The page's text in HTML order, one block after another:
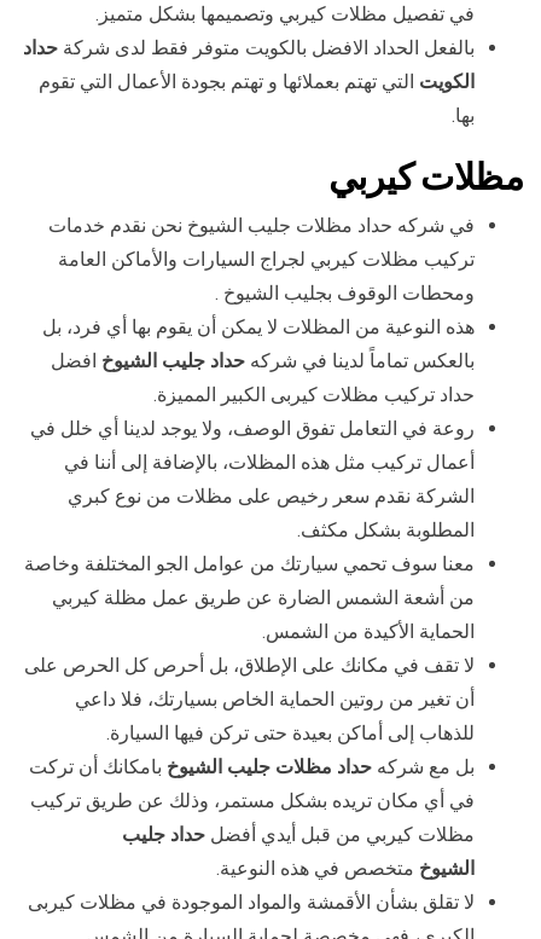
في تفصيل مظلات كيربي وتصميمها بشكل متميز.
بالفعل الحداد الافضل بالكويت متوفر فقط لدى شركة حداد
الكويت التي تهتم بعملائها و تهتم بجودة الأعمال التي تقوم
بها.
مظلات كيربي
في شركه حداد مظلات جليب الشيوخ نحن نقدم خدمات
تركيب مظلات كيربي لجراج السيارات والأماكن العامة
ومحطات الوقوف بجليب الشيوخ .
هذه النوعية من المظلات لا يمكن أن يقوم بها أي فرد، بل
بالعكس تماماً لدينا في شركه حداد جليب الشيوخ افضل
حداد تركيب مظلات كيربى الكبير المميزة.
روعة في التعامل تفوق الوصف، ولا يوجد لدينا أي خلل في
أعمال تركيب مثل هذه المظلات، بالإضافة إلى أننا في
الشركة نقدم سعر رخيص على مظلات من نوع كبري
المطلوبة بشكل مكثف.
معنا سوف تحمي سيارتك من عوامل الجو المختلفة وخاصة
من أشعة الشمس الضارة عن طريق عمل مظلة كيربي
الحماية الأكيدة من الشمس.
لا تقف في مكانك على الإطلاق، بل أحرص كل الحرص على
أن تغير من روتين الحماية الخاص بسيارتك، فلا داعي
للذهاب إلى أماكن بعيدة حتى تركن فيها السيارة.
بل مع شركه حداد مظلات جليب الشيوخ بامكانك أن تركت
في أي مكان تريده بشكل مستمر، وذلك عن طريق تركيب
مظلات كيربي من قبل أيدي أفضل حداد جليب
الشيوخ متخصص في هذه النوعية.
لا تقلق بشأن الأقمشة والمواد الموجودة في مظلات كيربى